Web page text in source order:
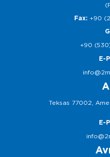
Fax: +90
+90
E-
Teksas 77002,
E-